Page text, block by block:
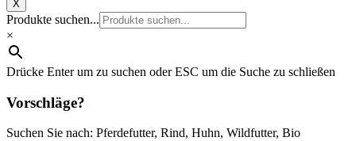
X
Produkte suchen...
×
Drücke Enter um zu suchen oder ESC um die Suche zu schließen
Vorschläge?
Suchen Sie nach: Pferdefutter, Rind, Huhn, Wildfutter, Bio